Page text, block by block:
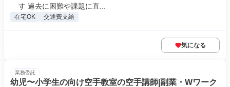
す 過去に困難や課題に直...
在宅OK 交通費支給
気になる
業務委託
幼児〜小学生の向け空手教室の空手講師|副業・Wワーク